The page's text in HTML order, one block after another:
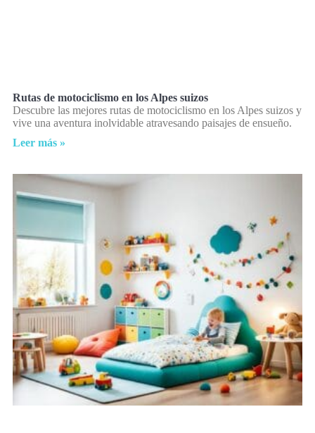
Rutas de motociclismo en los Alpes suizos
Descubre las mejores rutas de motociclismo en los Alpes suizos y
vive una aventura inolvidable atravesando paisajes de ensueño.
Leer más »